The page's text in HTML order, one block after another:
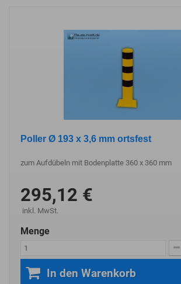
Poller Ø 193 x 3,6 mm ortsfest
zum Aufdübeln mit Bodenplatte 360 x 360 mm
295,12 €
inkl. MwSt.
Menge
In den Warenkorb